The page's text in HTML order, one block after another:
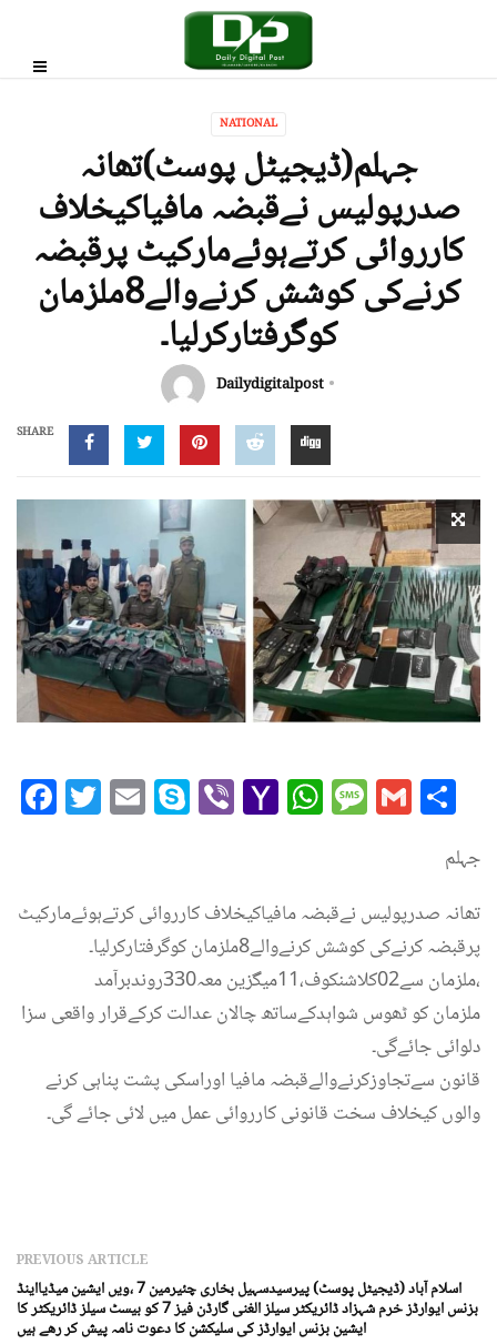
NATIONAL
جہلم(ڈیجیٹل پوسٹ)تھانہ
صدرپولیس نےقبضہ مافیاکیخلاف
کارروائی کرتےہوئےمارکیٹ پرقبضہ
کرنےکی کوشش کرنےوالے8ملزمان
کوگرفتارکرلیا۔
Dailydigitalpost
SHARE
Facebook
Twitter
EmailSkype
ViberYahoo
Mail
جہلم
تھانہ صدرپولیس نےقبضہ مافیاکیخلاف کارروائی کرتےہوئےمارکیٹ
پرقبضہ کرنےکی کوشش کرنےوالے8ملزمان کوگرفتارکرلیا۔
ملزمان سے02کلاشنکوف،11میگزین معہ330روندبرآمد،
ملزمان کو ٹھوس شواہدکےساتھ چالان عدالت کرکےقرار واقعی سزا
دلوائی جائےگی۔
قانون سےتجاوزکرنےوالےقبضہ مافیا اوراسکی پشت پناہی کرنے
والوں کیخلاف سخت قانونی کارروائی عمل میں لائی جائے گی۔
PREVIOUS ARTICLE
اسلام آباد (ڈیجیٹل پوسٹ) پیرسیدسہیل بخاری چئیرمین 7 ،ویں ایشین میڈیااینڈ
بزنس ایوارڈز خرم شہزاد ڈائریکٹر سیلز الغنی گارڈن فیز 7 کو بیسٹ سیلز ڈائریکٹر کا
ایشین بزنس ایوارڈز کی سلیکشن کا دعوت نامہ پیش کر رھے ہیں